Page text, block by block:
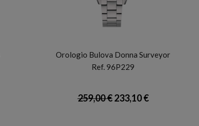
Orologio Bulova Donna Surveyor
Ref. 96P229
259,00 €233,10 €